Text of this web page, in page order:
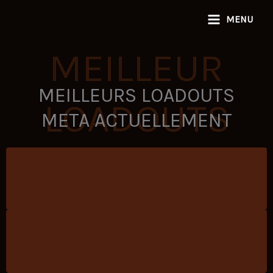
MENU
MEILLEUR
LOADOUTS
MEILLEURS LOADOUTS
META ACTUELLEMENT